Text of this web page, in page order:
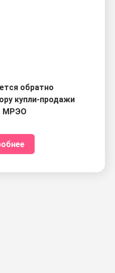
обратно
купли-продажи
МРЭО